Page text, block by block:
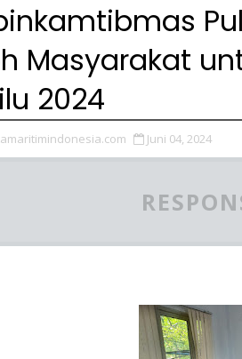
Masyarakat
2024
Juni 04, 2024